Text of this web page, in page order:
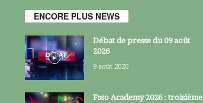
ENCORE PLUS NEWS
Débat de presse du 09 août
2026
9 août 2026
Faso Academy 2026 : troisième